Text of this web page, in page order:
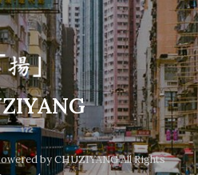
by CHUZIYANG All Rights